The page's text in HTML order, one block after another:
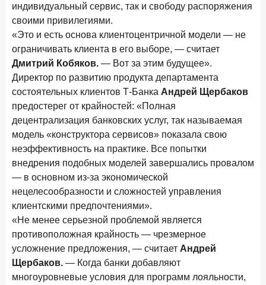
индивидуальный сервис, так и свободу распоряжения
своими привилегиями.
«Это и есть основа клиентоцентричной модели — не
ограничивать клиента в его выборе, — считает
Дмитрий Кобяков. — Вот за этим будущее».
Директор по развитию продукта департамента
состоятельных клиентов Т-Банка Андрей Щербаков
предостерег от крайностей: «Полная
децентрализация банковских услуг, так называемая
модель «конструктора сервисов» показала свою
неэффективность на практике. Все попытки
внедрения подобных моделей завершались провалом
— в основном из-за экономической
нецелесообразности и сложностей управления
клиентскими предпочтениями».
«Не менее серьезной проблемой является
противоположная крайность — чрезмерное
усложнение предложения, — считает Андрей
Щербаков. — Когда банки добавляют
многоуровневые условия для программ лояльности,